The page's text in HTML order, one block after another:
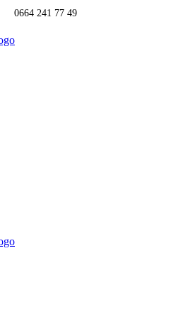
0664 241 77 49